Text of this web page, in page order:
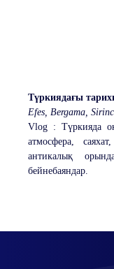
Түркиядағы
Efes, Bergama,
Vlog : Түркияда
атмосфера,
антикалық
бейнебаяндар.